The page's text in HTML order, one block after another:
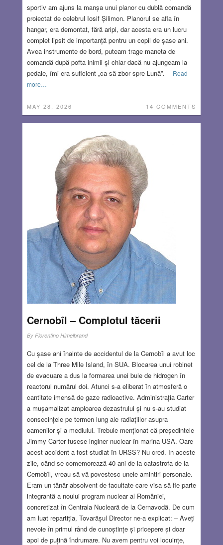
sportiv am ajuns la manșa unui planor cu dublă comandă
proiectat de celebrul Iosif Șilimon. Planorul se afla în
hangar, era demontat, fără aripi, dar acesta era un lucru
complet lipsit de importanță pentru un copil de șase ani.
Avea instrumente de bord, puteam trage maneta de
comandă după pofta inimii și chiar dacă nu ajungeam la
pedale, îmi era suficient „ca să zbor spre Lună”.
Read
more…
MAY 28, 2026 14 COMMENTS
Cernobîl – Complotul tăcerii
By Florentino Himelbrand
Cu șase ani înainte de accidentul de la Cernobîl a avut loc
cel de la Three Mile Island, în SUA. Blocarea unui robinet
de evacuare a dus la formarea unei bule de hidrogen în
reactorul numărul doi. Atunci s-a eliberat în atmosferă o
cantitate imensă de gaze radioactive. Administrația Carter
a mușamalizat amploarea dezastrului și nu s-au studiat
consecințele pe termen lung ale radiațiilor asupra
oamenilor și a mediului. Trebuie menționat că președintele
Jimmy Carter fusese inginer nuclear în marina USA. Oare
acest accident a fost studiat în URSS? Nu cred. În aceste
zile, când se comemorează 40 ani de la catastrofa de la
Cernobîl, vreau să vă povestesc unele amintiri personale.
Eram un tânăr absolvent de facultate care visa să fie parte
integrantă a noului program nuclear al României,
concretizat în Centrala Nucleară de la Cernavodă. De cum
am luat repartiția, Tovarășul Director ne-a explicat: – Aveți
nevoie în primul rând de cunoștințe și pricepere și doar
apoi de puțină îndrumare. Nu avem pentru voi locuințe,